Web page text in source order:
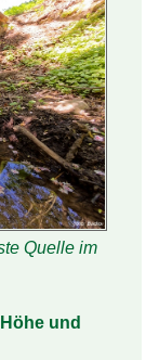
Quelle im
und